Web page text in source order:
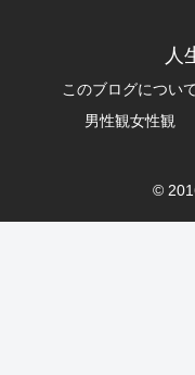
人
このブログについ
男性観女性観
©